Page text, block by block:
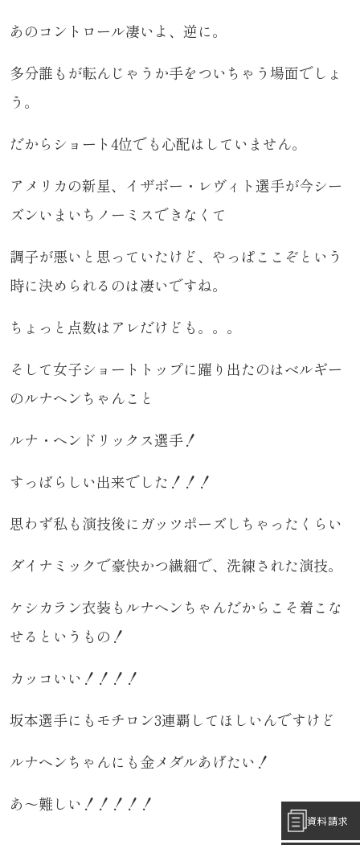
あのコントロール凄いよ、逆に。
多分誰もが転んじゃうか手をついちゃう場面でしょ
う。
だからショート4位でも心配はしていません。
アメリカの新星、イザボー・レヴィト選手が今シー
ズンいまいちノーミスできなくて
調子が悪いと思っていたけど、やっぱここぞという
時に決められるのは凄いですね。
ちょっと点数はアレだけども。。。
そして女子ショートトップに躍り出たのはベルギー
のルナヘンちゃんこと
ルナ・ヘンドリックス選手！
すっばらしい出来でした！！！
思わず私も演技後にガッツポーズしちゃったくらい
ダイナミックで豪快かつ繊細で、洗練された演技。
ケシカラン衣装もルナヘンちゃんだからこそ着こな
せるというもの！
カッコいい！！！！
坂本選手にもモチロン3連覇してほしいんですけど
ルナヘンちゃんにも金メダルあげたい！
あ～難しい！！！！！
資料請求